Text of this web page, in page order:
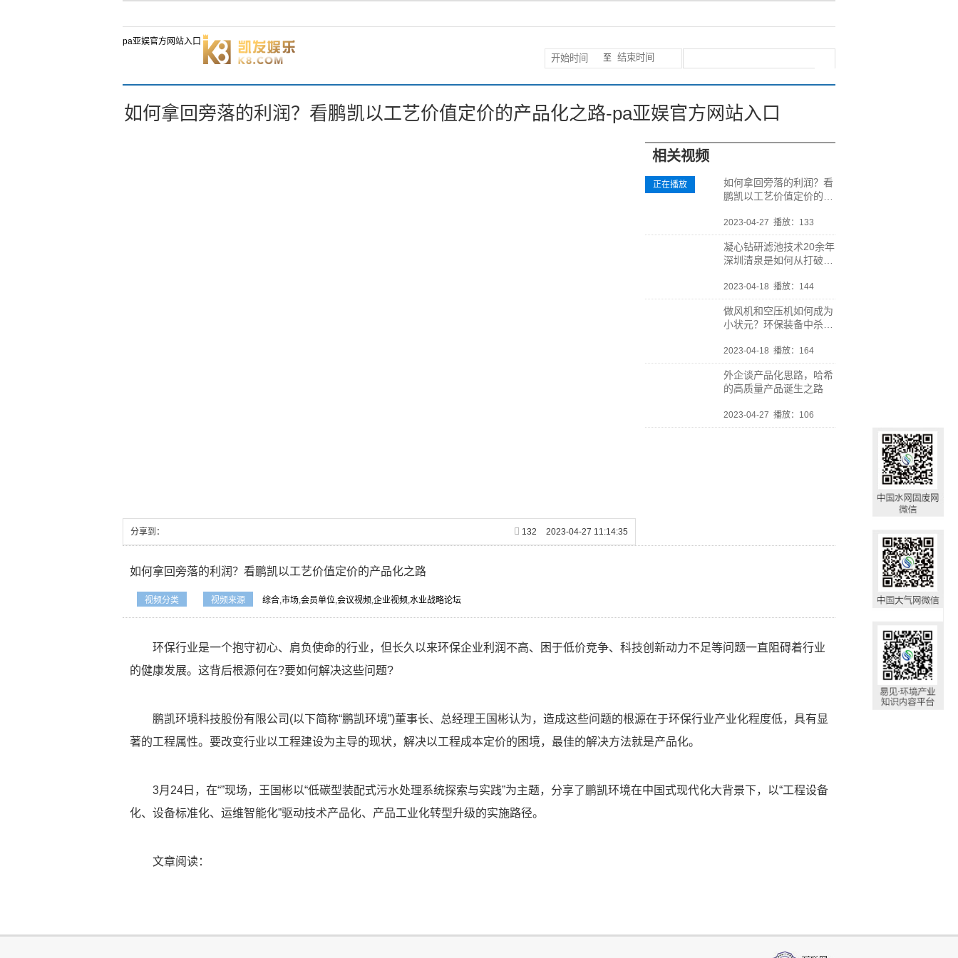
pa亚娱官方网站入口
至
如何拿回旁落的利润？看鹏凯以工艺价值定价的产品化之路-pa亚娱官方网站入口
分享到： 132 2023-04-27 11:14:35
相关视频
如何拿回旁落的利润？看
鹏凯以工艺价值定价的产
2023-04-27 播放：133
正在播放
凝心钻研滤池技术20余年
深圳清泉是如何从打破国
2023-04-18 播放：144
做风机和空压机如何成为
小状元？环保装备中杀出
2023-04-18 播放：164
外企谈产品化思路，哈希
的高质量产品诞生之路
2023-04-27 播放：106
如何拿回旁落的利润？看鹏凯以工艺价值定价的产品化之路
视频分类 视频来源 综合,市场,会员单位,会议视频,企业视频,水业战略论坛
环保行业是一个抱守初心、肩负使命的行业，但长久以来环保企业利润不高、困于低价竞争、科技创新动力不足等问题一直阻碍着行业
的健康发展。这背后根源何在?要如何解决这些问题?
鹏凯环境科技股份有限公司(以下简称“鹏凯环境”)董事长、总经理王国彬认为，造成这些问题的根源在于环保行业产业化程度低，具有显
著的工程属性。要改变行业以工程建设为主导的现状，解决以工程成本定价的困境，最佳的解决方法就是产品化。
3月24日，在“”现场，王国彬以“低碳型装配式污水处理系统探索与实践”为主题，分享了鹏凯环境在中国式现代化大背景下，以“工程设备
化、设备标准化、运维智能化”驱动技术产品化、产品工业化转型升级的实施路径。
文章阅读：